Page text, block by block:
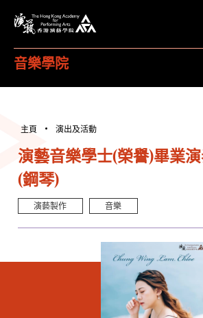
音樂學院
主頁 演出及活動
演藝音樂學士(榮譽)畢業
(鋼琴)
演藝製作 音樂